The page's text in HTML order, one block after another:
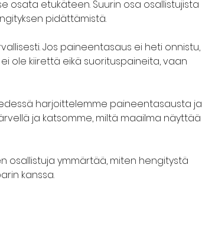
osata etukäteen. Suurin osa osallistujista
pidättämistä.
Jos paineentasaus ei heti onnistu,
ole kiirettä eikä suorituspaineita, vaan
harjoittelemme paineentasausta ja
ja katsomme, miltä maailma näyttää
osallistuja ymmärtää, miten hengitystä
kanssa.